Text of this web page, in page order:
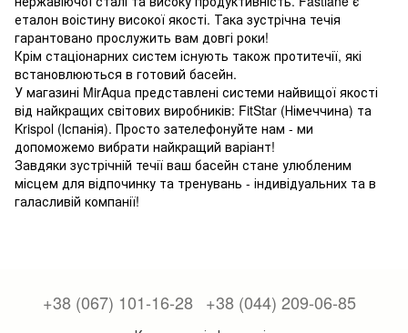
еталон воістину високої якості. Така зустрічна течія
гарантовано прослужить вам довгі роки!
Крім стаціонарних систем існують також протитечії, які
встановлюються в готовий басейн.
У магазині MirAqua представлені системи найвищої якості
від найкращих світових виробників: FitStar (Німеччина) та
Krispol (Іспанія). Просто зателефонуйте нам - ми
допоможемо вибрати найкращий варіант!
Завдяки зустрічній течії ваш басейн стане улюбленим
місцем для відпочинку та тренувань - індивідуальних та в
галасливій компанії!
+38 (067) 101-16-28 +38 (044) 209-06-85